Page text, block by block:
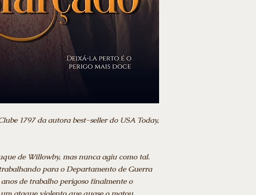
1797 da autora best-seller do USA Today,
de Willowby, mas nunca agiu como tal.
para o Departamento de Guerra
de trabalho perigoso finalmente o